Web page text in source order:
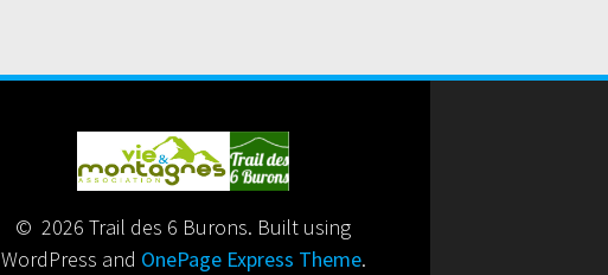
© 2026 Trail des 6 Burons. Built using
WordPress and OnePage Express Theme.